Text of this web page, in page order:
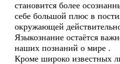
становится более
себе большой плюс в
окружающей
Языкознание остаётся
наших познаний о мире .
Кроме широко известных